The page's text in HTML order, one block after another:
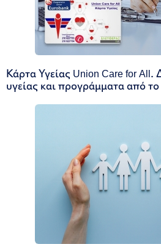
Κάρτα Υγείας Union Care for
υγείας και προγράμματα από